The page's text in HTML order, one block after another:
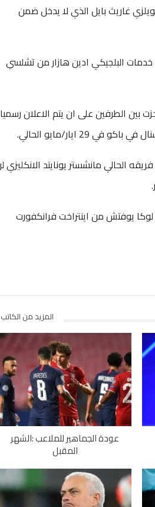
عن ما لا يقل عن 14 لاعبا ابرزهم الويلزي غاريث بايل الذي لا يدخل ضمن
خدمات البلجيكي ادين هازار من تشلسي
بين الطرفين على ان يتم الاعلان رسميا
ايار/مايو الحالي.
الحالي مانشستر يونايتد الانكليزي
يوفتش من اينتراخت فرانكفورت
المزيد من الكاتب
عودة الجماهير للملاعب :الشهر
المقبل